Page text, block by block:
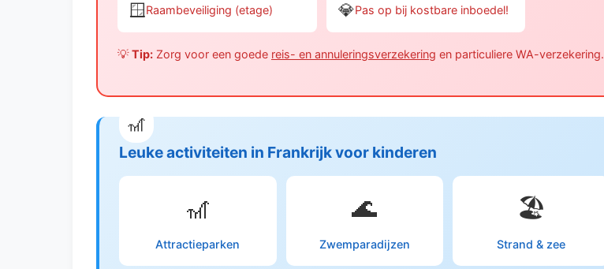
🪟Raambeveiliging (etage) 💎Pas op bij kostbare inboedel!
💡Tip: Zorg voor een goede reis- en annuleringsverzekering en particuliere WA-verzekering.
Leuke activiteiten in Frankrijk voor kinderen
🎢
Attractieparken
🌊
Zwemparadijzen
🏖️
Strand & zee